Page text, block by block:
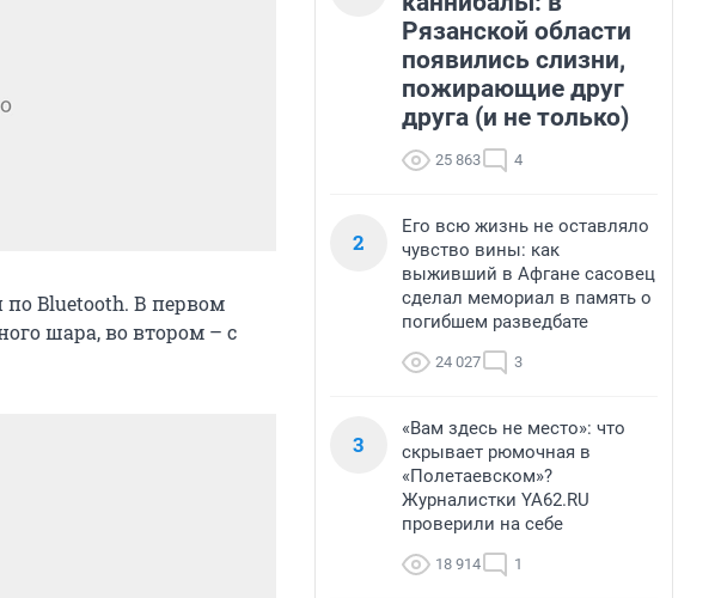
Bluetooth. В первом
шара, во втором – с
Рязанской области
появились слизни,
пожирающие друг
друга (и не только)
25 863 4
2
Его всю жизнь не оставляло
чувство вины: как
выживший в Афгане сасовец
сделал мемориал в память о
погибшем разведбате
24 027 3
3
«Вам здесь не место»: что
скрывает рюмочная в
«Полетаевском»?
Журналистки YA62.RU
проверили на себе
18 914 1